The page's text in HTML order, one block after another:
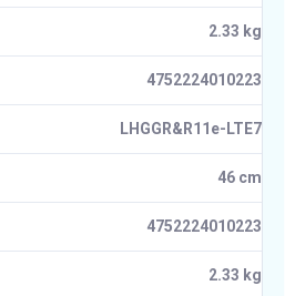
2.33 kg
4752224010223
LHGGR&R11e-LTE7
46 cm
4752224010223
2.33 kg